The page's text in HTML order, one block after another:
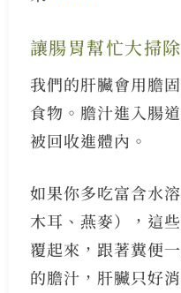
讓腸胃幫忙大掃
我們的肝臟會用膽
食物。膽汁進入腸
被回收進體內。
如果你多吃富含水
木耳、燕麥），這
覆起來，跟著糞便
的膽汁，肝臟只好